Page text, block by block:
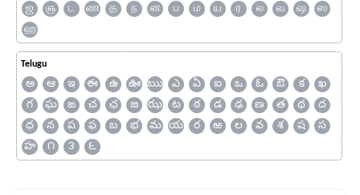
ஜ
ஞ ட ண த ந ன ப ம ய ர ல வ ஷ
ஸ
ஹ
Telugu
అ ఆ ఇ ఈ ఉ ఊ ఋ ఎ ఏ ఐ ఒ ఓ ఔ క
ఖ
గ
ఘ ఙ చ ఛ జ ఝ ట ఠ డ ఢ ణ త థ
ద
ధ
న ప ఫ బ భ మ య ర ఱ ల వ శ ష
స
హ
౧ ౩ ౬